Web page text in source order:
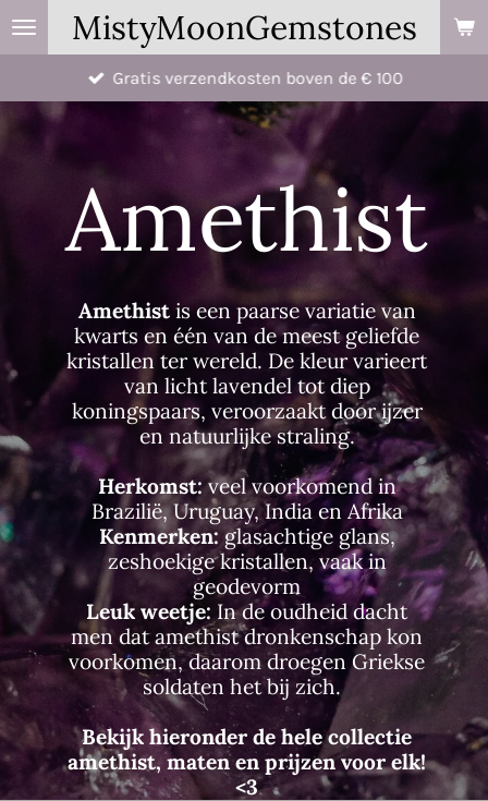
Ga
direct
MistyMoonGemstones
Gratis verzendkosten boven de € 100
Amethist
Amethistis een paarse variatie van
kwarts en één van de meest geliefde
kristallen ter wereld. De kleur varieert
van licht lavendel tot diep
koningspaars, veroorzaakt door ijzer
en natuurlijke straling.
Herkomst:veel voorkomend in
Brazilië, Uruguay, India en Afrika
Kenmerken:glasachtige glans,
zeshoekige kristallen, vaak in
geodevorm
Leuk weetje: In de oudheid dacht
men dat amethist dronkenschap kon
voorkomen, daarom droegen Griekse
soldaten het bij zich.
Bekijk hieronder de hele collectie
amethist, maten en prijzen voor elk!
<3